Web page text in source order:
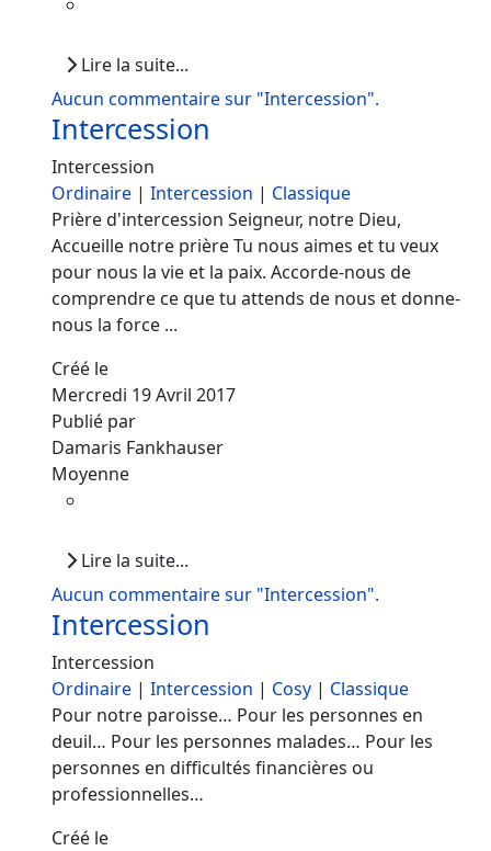
Lire la suite...
Aucun commentaire sur "Intercession".
Intercession
Intercession
Ordinaire | Intercession | Classique
Prière d'intercession Seigneur, notre Dieu,
Accueille notre prière Tu nous aimes et tu veux
pour nous la vie et la paix. Accorde-nous de
comprendre ce que tu attends de nous et donne-
nous la force ...
Créé le
Mercredi 19 Avril 2017
Publié par
Damaris Fankhauser
Moyenne
Lire la suite...
Aucun commentaire sur "Intercession".
Intercession
Intercession
Ordinaire | Intercession | Cosy | Classique
Pour notre paroisse… Pour les personnes en
deuil… Pour les personnes malades… Pour les
personnes en difficultés financières ou
professionnelles…
Créé le